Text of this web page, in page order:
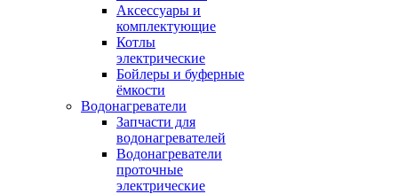
Аксессуары и
комплектующие
Котлы
электрические
Бойлеры и буферные
ёмкости
Водонагреватели
Запчасти для
водонагревателей
Водонагреватели
проточные
электрические